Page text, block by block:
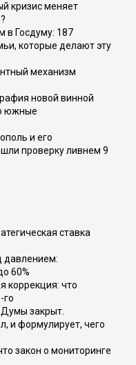
кризис меняет
в Госдуму: 187
которые делают эту
механизм
новой винной
южные
и его
проверку ливнем 9
ставка
давлением:
60%
коррекция: что
го
закрыт.
и формулирует, чего
закон о мониторинге